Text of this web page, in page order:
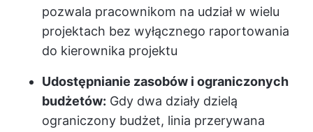
pozwala pracownikom na udział w wielu
projektach bez wyłącznego raportowania
do kierownika projektu
Udostępnianie zasobów i ograniczonych
budżetów: Gdy dwa działy dzielą
ograniczony budżet, linia przerywana